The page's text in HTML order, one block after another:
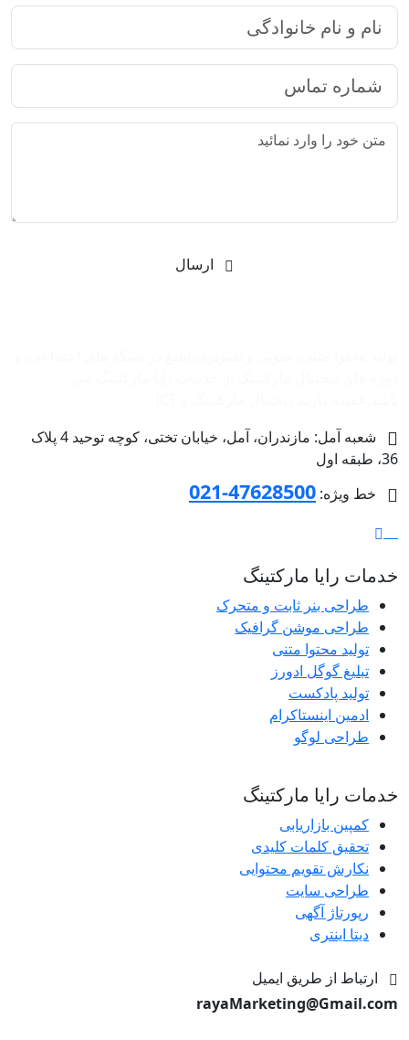
شعبه آمل: مازندران، آمل، خیابان تختی، کوچه توحید 4 پلاک
36، طبقه اول
خط ویژه: 47628500-021
خدمات رایا مارکتینگ
طراحی بنر ثابت و متحرک
طراحی موشن گرافیک
تولید محتوا متنی
تبلیغ گوگل ادورز
تولید پادکست
ادمین اینستاکرام
طراحی لوگو
خدمات رایا مارکتینگ
کمپین بازاریابی
تحقیق کلمات کلیدی
نکارش تقویم محتوایی
طراحی سایت
رپورتاژ آگهی
دیتا اینتری
ارتباط از طریق ایمیل
rayaMarketing@Gmail.com